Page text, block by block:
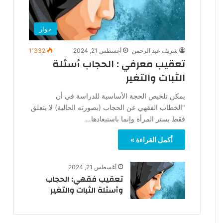
حوار
شريف عبد الرحمن أغسطس 21, 2024 1٬332
تعقيب معرفي : الحجاب أسئلة
الثبات والتغير
يمكن تلخيص الحجة الأساسية للدراسة في أن
"الخطاب الفقهي عن الحجاب (بصورته الحالية) لا يتعلق
فقط بستر المرأة وإنما باستبعادها…
أكمل القراءة »
أغسطس 21, 2024
تعقيب فقهي: الحجاب
وأسئلة الثبات والتغير